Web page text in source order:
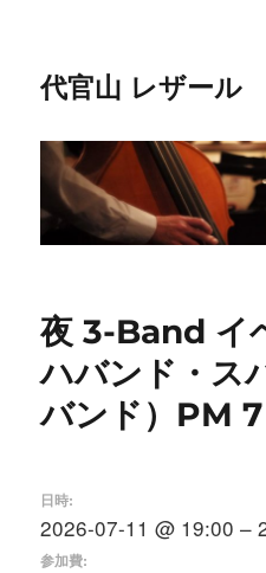
代官山 レザール
夜 3-Band イ
ハバンド・ス
バンド）PM 7
日時:
2026-07-11 @ 19:00 –
参加費: